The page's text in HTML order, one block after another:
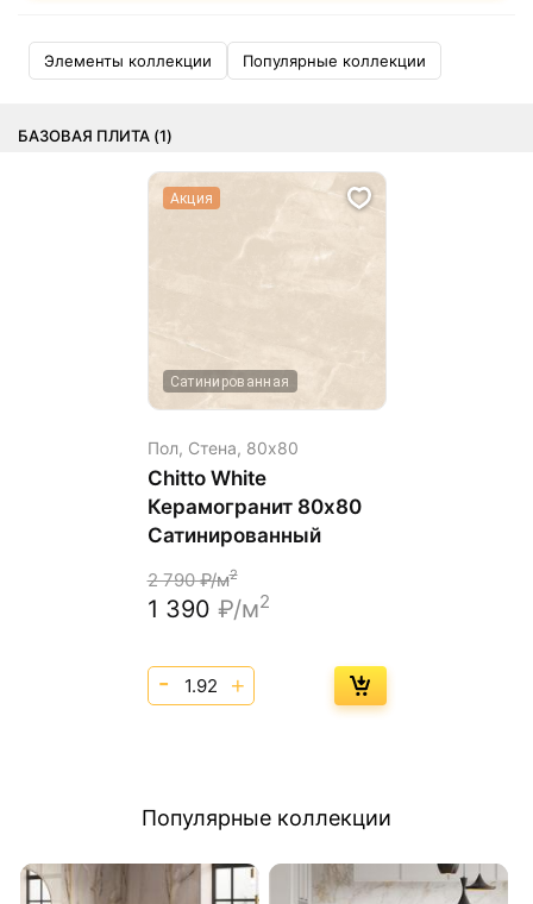
Элементы коллекции Популярные коллекции
БАЗОВАЯ ПЛИТА (1)
Акция
Сатинированная
Пол, Стена, 80х80
Chitto White
Керамогранит 80х80
Сатинированный
2 790₽/м2
1 390 ₽/м2
Популярные коллекции